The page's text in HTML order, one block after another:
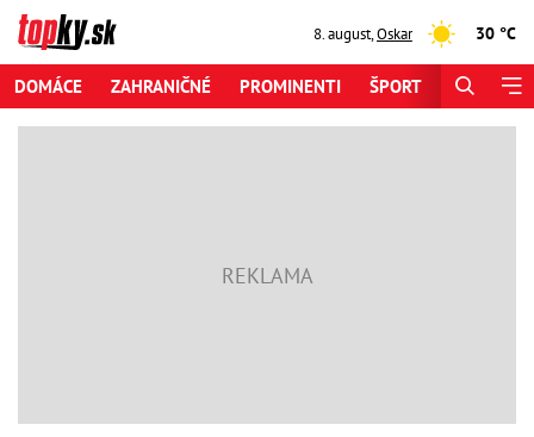
8. august,Oskar 30 °C
DOMÁCE ZAHRANIČNÉ PROMINENTI ŠPORT